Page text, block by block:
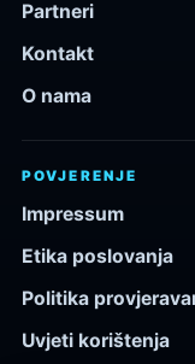
Partneri
Kontakt
O nama
POVJERENJE
Impressum
Etika poslovanja
Politika
Uvjeti korištenja